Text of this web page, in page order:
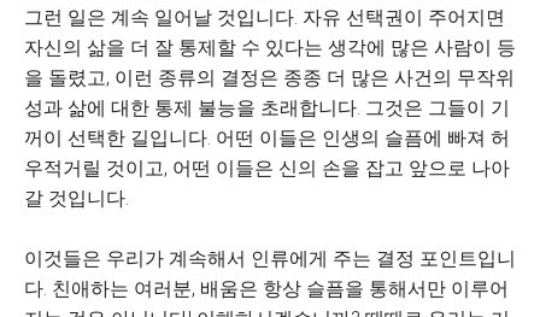
그런 일은 계속 일어날 것입니다. 자유 선택권이 주어지면
자신의 삶을 더 잘 통제할 수 있다는 생각에 많은 사람이 등
을 돌렸고, 이런 종류의 결정은 종종 더 많은 사건의 무작위
성과 삶에 대한 통제 불능을 초래합니다. 그것은 그들이 기
꺼이 선택한 길입니다. 어떤 이들은 인생의 슬픔에 빠져 허
우적거릴 것이고, 어떤 이들은 신의 손을 잡고 앞으로 나아
갈 것입니다.
이것들은 우리가 계속해서 인류에게 주는 결정 포인트입니
다. 친애하는 여러분, 배움은 항상 슬픔을 통해서만 이루어